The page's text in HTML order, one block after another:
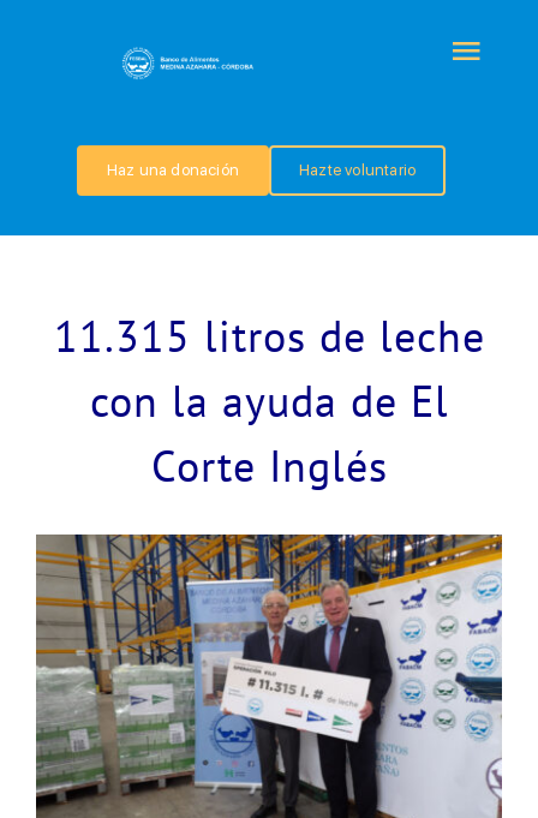
QUIÉNES SOMOS
CONTACTO
Haz una donación Hazte voluntario
11.315 litros de leche
con la ayuda de El
Corte Inglés